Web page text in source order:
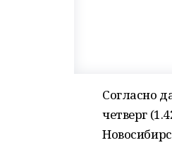
Согласно
четверг